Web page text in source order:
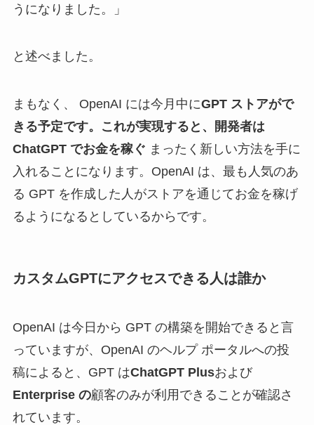
うになりました。」
と述べました。
まもなく、 OpenAI には今月中にGPT ストアがで
きる予定です。これが実現すると、開発者は
ChatGPT でお金を稼ぐ まったく新しい方法を手に
入れることになります。OpenAI は、最も人気のあ
る GPT を作成した人がストアを通じてお金を稼げ
るようになるとしているからです。
カスタムGPTにアクセスできる人は誰か
OpenAI は今日から GPT の構築を開始できると言
っていますが、OpenAI のヘルプ ポータルへの投
稿によると、GPT はChatGPT Plusおよび
Enterprise の顧客のみが利用できることが確認さ
れています。